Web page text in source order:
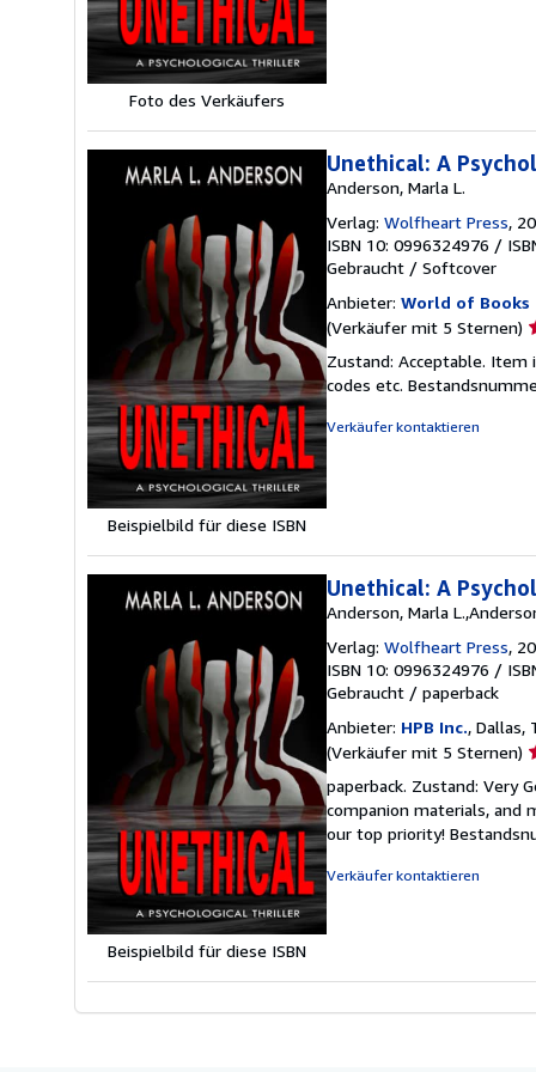
Foto des Verkäufers
Beispielbild für diese ISBN
Unethical: A
Anderson, Marla L.
Verlag: Wolfheart Press,
ISBN 10: 0996324976 /
Gebraucht / Softcover
Anbieter: World of Books
(Verkäufer mit 5 Sternen)
5
Zustand: Acceptable. Item
codes etc.
Verkäufer kontaktieren
Beispielbild für diese ISBN
Unethical: A
Anderson, Marla
Verlag: Wolfheart Press,
ISBN 10: 0996324976 /
Gebraucht / paperback
Anbieter: HPB Inc., Dallas,
(Verkäufer mit 5 Sternen)
5
paperback. Zustand: Very
companion materials, and
our top priority!
Verkäufer kontaktieren